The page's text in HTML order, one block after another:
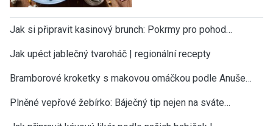
Jak si připravit kasinový brunch: Pokrmy pro pohod…
Jak upéct jablečný tvaroháč | regionální recepty
Bramborové kroketky s makovou omáčkou podle Anuše…
Plněné vepřové žebírko: Báječný tip nejen na sváte…